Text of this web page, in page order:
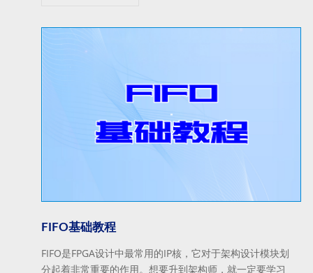
FIFO基础教程
FIFO是FPGA设计中最常用的IP核，它对于架构设计模块划
分起着非常重要的作用。想要升到架构师，就一定要学习